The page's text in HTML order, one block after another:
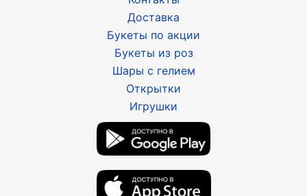
Доставка
Букеты по акции
Букеты из роз
Шары с гелием
Открытки
Игрушки